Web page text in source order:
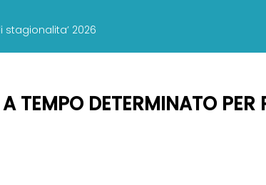
2026
TEMPO DETERMINATO PER